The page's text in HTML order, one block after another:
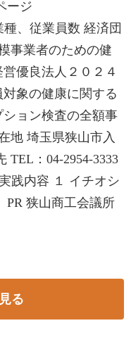
ージ
種、従業員数 経済団
事業者のための健
優良法人２０２４
象の健康に関する
ョン検査の全額事
地 埼玉県狭山市入
TEL：04-2954-3333
践内容 １ イチオシ
PR 狭山商工会議所
る